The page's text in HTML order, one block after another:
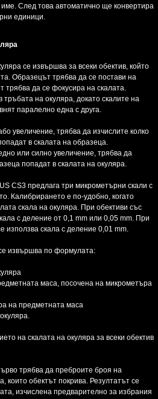
След това автоматично ще конвертира
единици.
се извършва за всеки обектив, който
Образецът трябва да се постави на
да се фокусира на скалата.
на окуляра, докато скалите на
паралелно една с друга.
увеличение, трябва да изчислите колко
в скалата на образеца.
или силно увеличение, трябва да
попадат в скалата на окуляра.
CS3 предлага три микрометърни скали с
Калибрирането е по-удобно, когато
скала на окуляра. При обективи със
с деление от 0,1 mm или 0,05 mm. При
използва скала с деление 0,01 mm.
извършва по формулата:
маса, посочена на микрометъра
на предметната маса
на скалата на окуляра за всеки обектив
трябва да преброите броя на
които обектът покрива. Резултатът се
изчислена предварително за избрания